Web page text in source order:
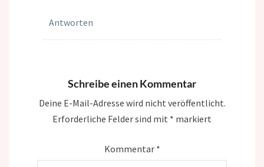
Antworten
Schreibe einen Kommentar
Deine E-Mail-Adresse wird nicht veröffentlicht.
Erforderliche Felder sind mit * markiert
Kommentar *